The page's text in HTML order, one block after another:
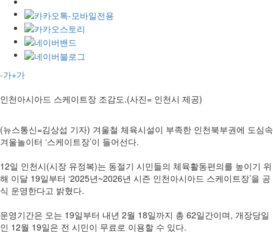
-가+가
인천아시아드 스케이트장 조감도.(사진= 인천시 제공)
(뉴스통신=김상섭 기자) 겨울철 체육시설이 부족한 인천북부권에 도심속
겨울놀이터 ‘스케이트장’이 들어선다.
12일 인천시(시장 유정복)는 동절기 시민들의 체육활동편의를 높이기 위
해 이달 19일부터 ‘2025년~2026년 시즌 인천아시아드 스케이트장’을 공
식 운영한다고 밝혔다.
운영기간은 오는 19일부터 내년 2월 18일까지 총 62일간이며, 개장당일
인 12월 19일은 전 시민이 무료로 이용할 수 있다.